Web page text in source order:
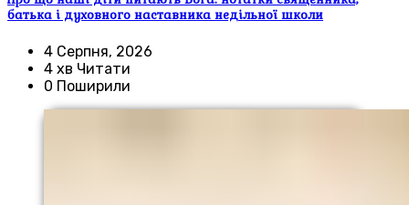
батька і духовного наставника недільної школи
4 Серпня, 2026
4 хв Читати
0 Поширили